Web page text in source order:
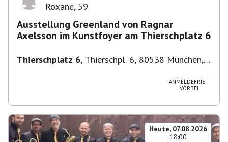
Roxane, 59
Ausstellung Greenland von Ragnar
Axelsson im Kunstfoyer am Thierschplatz 6
Thierschplatz 6, Thierschpl. 6, 80538 München,
ANMELDEFRIST
VORBEI
Heute, 07.08.2026
18:00